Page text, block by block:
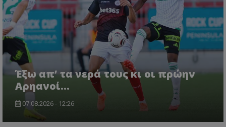
Έξω απ’ τα νερά τους κι οι πρώην
Αρηανοί…
07.08.2026 - 12:26